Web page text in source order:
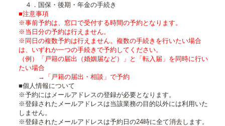
混雑予想カレンダー
本サイトのご利用案内
４．国保・後期・年金の手続き
■注意事項
※事前予約は、窓口で受付する時間の予約となります。
※当日分の予約は行えません。
※同日の複数予約は行えません。複数の手続きを行いたい場合
は、いずれか一つの手続きで予約してください。
（例）「戸籍の届出（婚姻届など）」と「転入届」を同時に行い
たい場合
→「戸籍の届出・相談」で予約
■個人情報について
※予約にはメールアドレスの登録が必要となります。
※登録されたメールアドレスは当該業務の目的以外には利用いた
しません。
※登録されたメールアドレスは予約日の24時に全て消去します。